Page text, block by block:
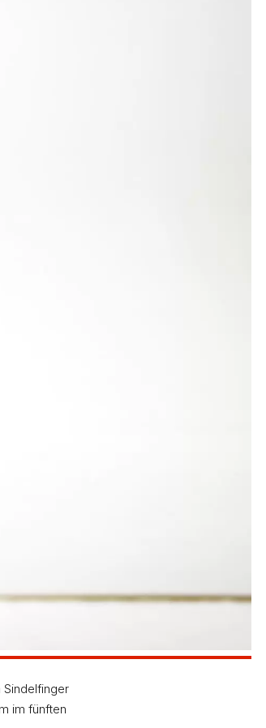
Sindelfinger
im fünften
Versuch wurde mit 51,15 m,
Freude!“